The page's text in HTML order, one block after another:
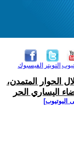
الفيسبوك التويتر
الحوار المتمدن،
اليساري الحر
اليوتيوب]